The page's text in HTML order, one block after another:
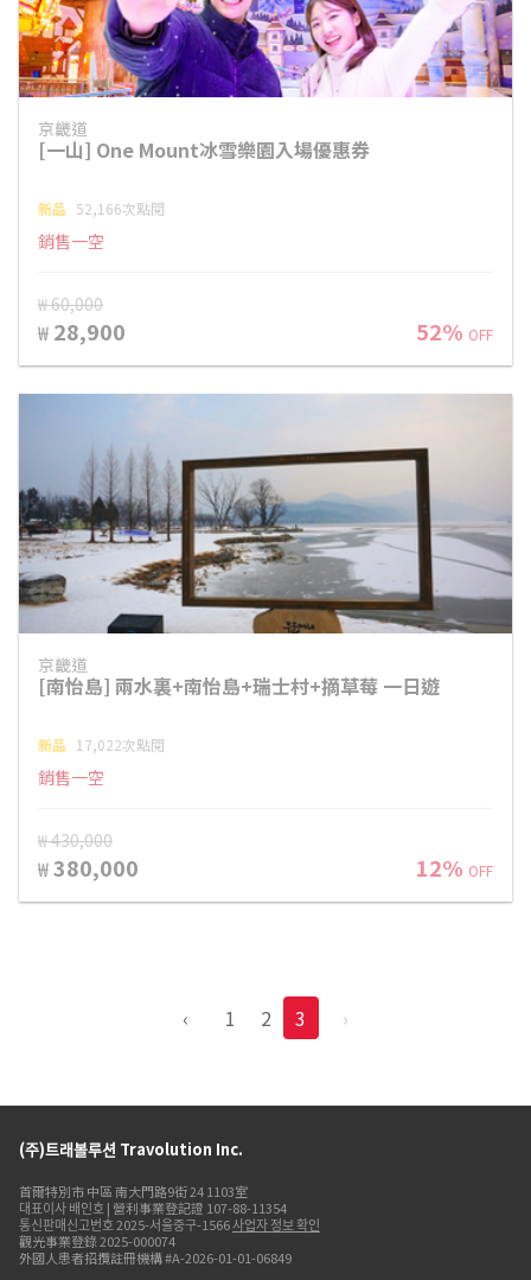
京畿道
[一山] One Mount冰雪樂園入場優惠券
新品 52,166次點閱
銷售一空
₩ 60,000
₩ 28,900 52% OFF
京畿道
[南怡島] 兩水裏+南怡島+瑞士村+摘草莓 一日遊
新品 17,022次點閱
銷售一空
₩ 430,000
₩380,000 12% OFF
‹ 1 2 3 ›
(주)트래볼루션 Travolution Inc.
首爾特別市 中區 南大門路9街 24 1103室
대표이사 배인호 | 營利事業登記證 107-88-11354
통신판매신고번호 2025-서울중구-1566사업자 정보 확인
觀光事業登錄 2025-000074
外國人患者招攬註冊機構 #A-2026-01-01-06849